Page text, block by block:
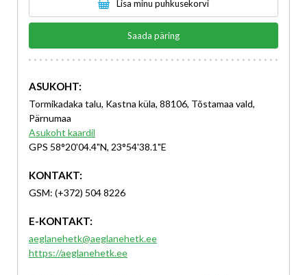
Lisa minu puhkusekorvi
Saada päring
ASUKOHT:
Tormikadaka talu, Kastna küla, 88106, Tõstamaa vald,
Pärnumaa
Asukoht kaardil
GPS 58°20'04.4"N, 23°54'38.1"E
KONTAKT:
GSM: (+372) 504 8226
E-KONTAKT:
aeglanehetk@aeglanehetk.ee
https://aeglanehetk.ee